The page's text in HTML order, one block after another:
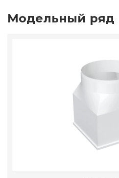
Модельный ряд